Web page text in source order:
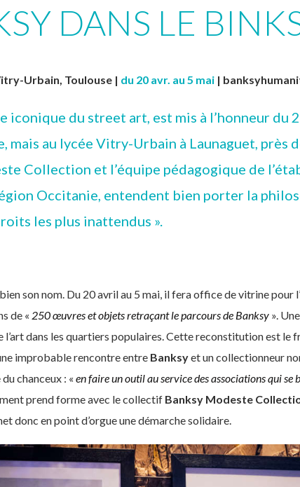
DANS LE
Urbain, Toulouse | du 20 avr. au 5 mai |
iconique du street art, est mis à l’honneur du
mais au lycée Vitry-Urbain à Launaguet, près
Collection et l’équipe pédagogique de
Occitanie, entendent bien porter la
les plus inattendus ».
son nom. Du 20 avril au 5 mai, il fera office de vitrine pour
de « 250 œuvres et objets retraçant le parcours de Banksy ».
dans les quartiers populaires. Cette reconstitution est le
improbable rencontre entre Banksyet un collectionneur
chanceux : « en faire un outil au service des associations qui se
prend forme avec le collectif Banksy Modeste
donc en point d’orgue une démarche solidaire.